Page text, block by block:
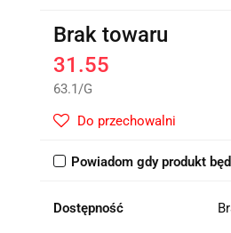
Brak towaru
31.55
63.1/G
Do przechowalni
Powiadom gdy produkt
Dostępność